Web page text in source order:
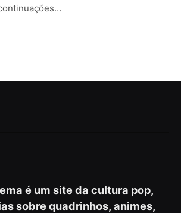
é um site da cultura pop,
sobre quadrinhos, animes,